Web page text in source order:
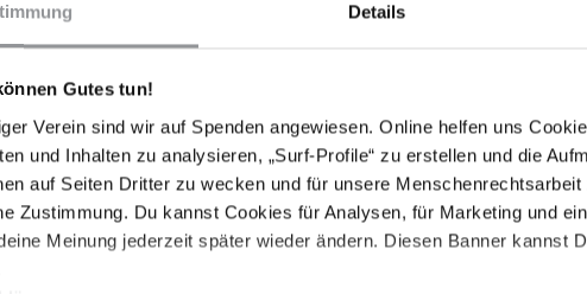
Details
Gutes tun!
Verein sind wir auf Spenden angewiesen. Online helfen uns
und Inhalten zu analysieren, „Surf-Profile“ zu erstellen und die
auf Seiten Dritter zu wecken und für unsere
Zustimmung. Du kannst Cookies für Analysen, für Marketing und
Meinung jederzeit später wieder ändern. Diesen Banner kannst
der willkürlichen Inhaftierung von Zhu Chengzhi
vor Gericht zu stellen.
Einschüchterungen und Schikanierungen von
auf, eine unabhängige und unparteiische Untersuchung des
zu leiten und die Ergebnisse zu veröffentlichen.